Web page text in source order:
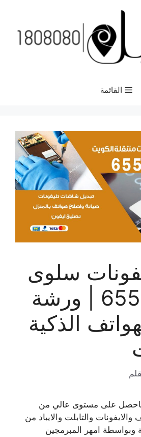
القائمة
سلوى
| 65522511 | ورشة
الذكية
على مستوى عالي من
والتابلت والايباد من
وبواسطة امهر المبرمجين